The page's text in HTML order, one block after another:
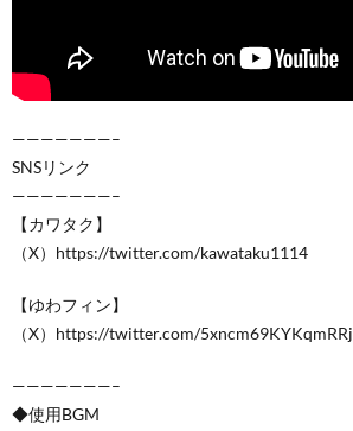
———————–
SNSリンク
———————–
【カワタク】
（X）https://twitter.com/kawataku1114
【ゆわフィン】
（X）https://twitter.com/5xncm69KYKqmRRj
———————–
◆使用BGM